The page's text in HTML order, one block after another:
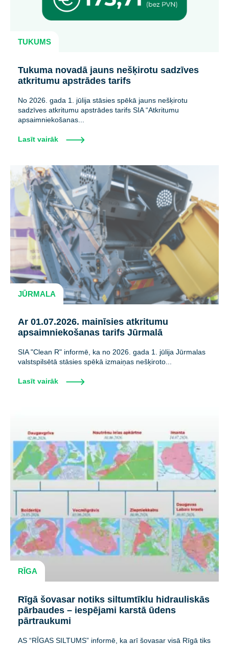
TUKUMS
Tukuma novadā jauns nešķirotu sadzīves
atkritumu apstrādes tarifs
No 2026. gada 1. jūlija stāsies spēkā jauns nešķirotu
sadzīves atkritumu apstrādes tarifs SIA “Atkritumu
apsaimniekošanas...
Lasīt vairāk
JŪRMALA
Ar 01.07.2026. mainīsies atkritumu
apsaimniekošanas tarifs Jūrmalā
SIA "Clean R" informē, ka no 2026. gada 1. jūlija Jūrmalas
valstspilsētā stāsies spēkā izmaiņas nešķiroto...
Lasīt vairāk
RĪGA
Rīgā šovasar notiks siltumtīklu hidrauliskās
pārbaudes – iespējami karstā ūdens
pārtraukumi
AS “RĪGAS SILTUMS” informē, ka arī šovasar visā Rīgā tiks